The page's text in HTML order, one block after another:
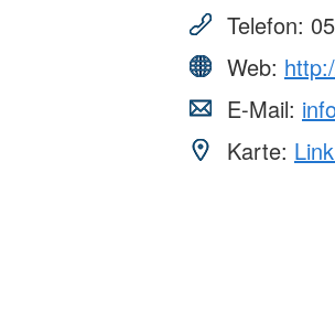
Telefon:
Web:
E-Mail:
Karte: